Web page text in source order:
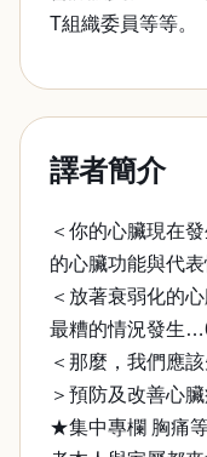
T組織委員等等。
譯者簡介
＜你的心臟現在
的心臟功能與代
＜放著衰弱化的
最糟的情況發生
＜那麼，我們應
＞預防及改善心
★集中專欄 胸痛